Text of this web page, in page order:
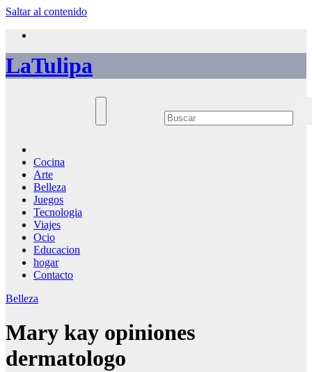
Saltar al contenido
LaTulipa
Cocina
Arte
Belleza
Juegos
Tecnologia
Viajes
Ocio
Educacion
hogar
Contacto
Belleza
Mary kay opiniones
dermatologo